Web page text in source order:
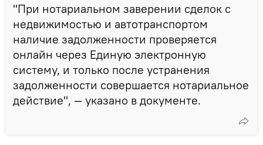
"При нотариальном заверении сделок с
недвижимостью и автотранспортом
наличие задолженности проверяется
онлайн через Единую электронную
систему, и только после устранения
задолженности совершается нотариальное
действие", — указано в документе.